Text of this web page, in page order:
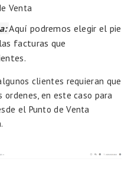
Venta
Aquí podremos elegir el pie
facturas que
clientes requieran que
en este caso para
el Punto de Venta